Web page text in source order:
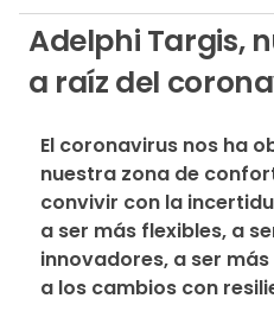
Adelphi Targis,
a raíz del
El coronavirus nos ha
nuestra zona de
convivir con la
a ser más flexibles, a
innovadores, a ser
a los cambios con